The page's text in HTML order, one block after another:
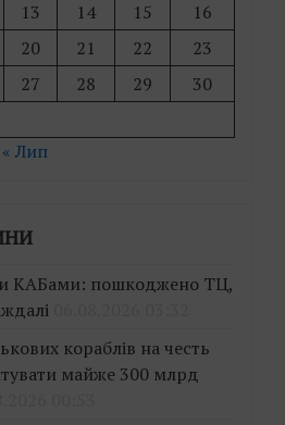
13 14 15
16
20 21 22
23
27 28 29
30
« Лип
КАБами: пошкоджено ТЦ,
кораблів на честь
майже 300 млрд